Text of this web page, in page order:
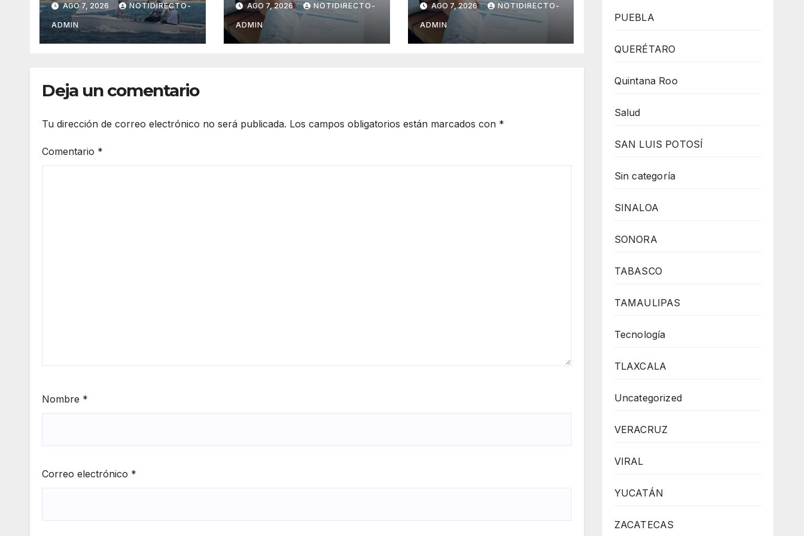
AGO 7, 2026 NOTIDIRECTO-
ADMIN
antecedentes
penales para
obtener empleo en
AGO 7, 2026 NOTIDIRECTO-
ADMIN
ciclosporiasis en
México y pide
tranquilidad a la
AGO 7, 2026 NOTIDIRECTO-
ADMIN
Deja un comentario
Tu dirección de correo electrónico no será publicada. Los campos obligatorios están marcados con *
Comentario *
Nombre *
Correo electrónico *
PUEBLA
QUERÉTARO
Quintana Roo
Salud
SAN LUIS POTOSÍ
Sin categoría
SINALOA
SONORA
TABASCO
TAMAULIPAS
Tecnología
TLAXCALA
Uncategorized
VERACRUZ
VIRAL
YUCATÁN
ZACATECAS